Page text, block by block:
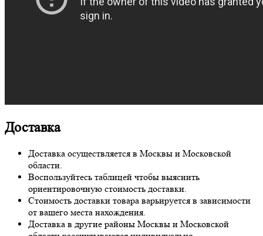
Доставка
Доставка осуществляется в Москвы и Московской
области.
Воспользуйтесь таблицей чтобы выяснить
ориентировочную стоимость доставки.
Стоимость доставки товара варьируется в зависимости
от вашего места нахождения.
Доставка в другие районы Москвы и Московской